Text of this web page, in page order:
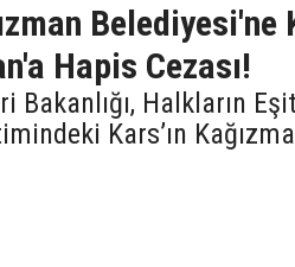
Hapis Cezası!
Bakanlığı, Halkların
Kars’ın